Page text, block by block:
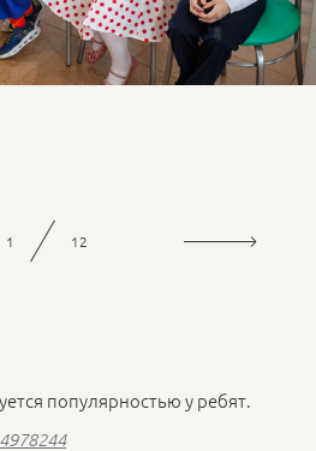
популярностью у ребят.
1 12